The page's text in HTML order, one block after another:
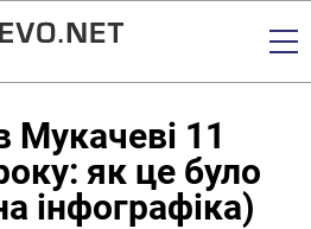
Мукачеві 11
як це було
інфографіка)